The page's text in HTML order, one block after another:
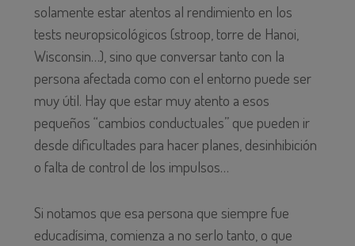
solamente estar atentos al rendimiento en los
tests neuropsicológicos (stroop, torre de Hanoi,
Wisconsin…), sino que conversar tanto con la
persona afectada como con el entorno puede ser
muy útil. Hay que estar muy atento a esos
pequeños “cambios conductuales” que pueden ir
desde dificultades para hacer planes, desinhibición
o falta de control de los impulsos…
Si notamos que esa persona que siempre fue
educadísima, comienza a no serlo tanto, o que